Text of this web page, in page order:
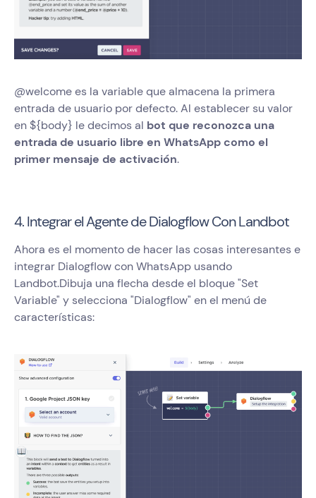
@welcome es la variable que almacena la primera
entrada de usuario por defecto. Al establecer su valor
en ${body} le decimos al bot que reconozca una
entrada de usuario libre en WhatsApp como el
primer mensaje de activación.
4. Integrar el Agente de Dialogflow Con Landbot
Ahora es el momento de hacer las cosas interesantes e
integrar Dialogflow con WhatsApp usando
Landbot.Dibuja una flecha desde el bloque "Set
Variable" y selecciona "Dialogflow" en el menú de
características: